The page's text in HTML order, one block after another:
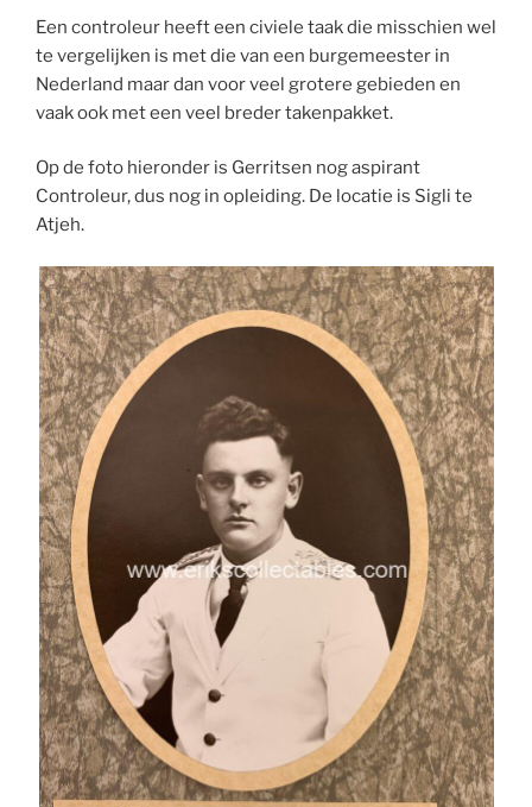
Een controleur heeft een civiele taak die misschien wel
te vergelijken is met die van een burgemeester in
Nederland maar dan voor veel grotere gebieden en
vaak ook met een veel breder takenpakket.
Op de foto hieronder is Gerritsen nog aspirant
Controleur, dus nog in opleiding. De locatie is Sigli te
Atjeh.